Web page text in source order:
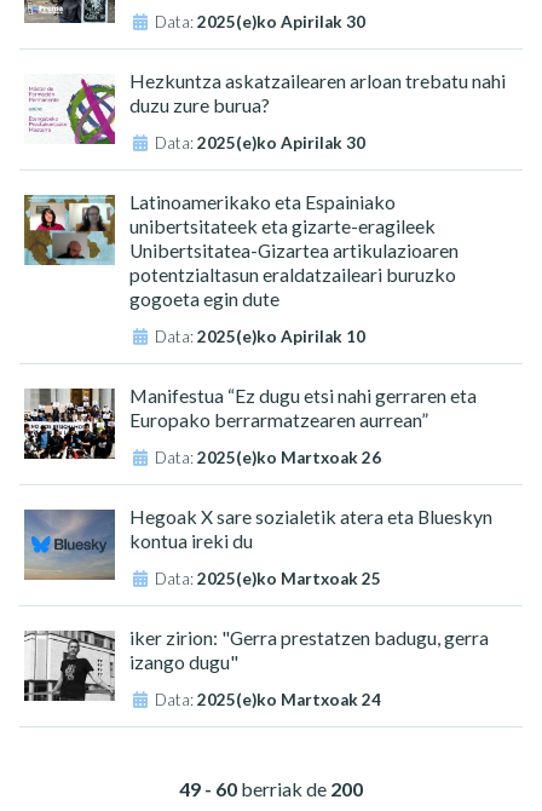
Data:2025(e)ko Apirilak 30
Hezkuntza askatzailearen arloan trebatu nahi
duzu zure burua?
Data:2025(e)ko Apirilak 30
Latinoamerikako eta Espainiako
unibertsitateek eta gizarte-eragileek
Unibertsitatea-Gizartea artikulazioaren
potentzialtasun eraldatzaileari buruzko
gogoeta egin dute
Data:2025(e)ko Apirilak 10
Manifestua “Ez dugu etsi nahi gerraren eta
Europako berrarmatzearen aurrean”
Data:2025(e)ko Martxoak 26
Hegoak X sare sozialetik atera eta Blueskyn
kontua ireki du
Data:2025(e)ko Martxoak 25
iker zirion: "Gerra prestatzen badugu, gerra
izango dugu"
Data:2025(e)ko Martxoak 24
49 - 60 berriak de 200